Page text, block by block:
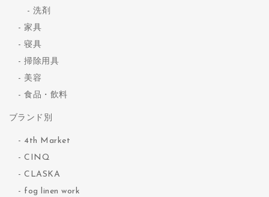
洗剤
家具
寝具
掃除用具
美容
食品・飲料
ブランド別
4th Market
CINQ
CLASKA
fog linen work